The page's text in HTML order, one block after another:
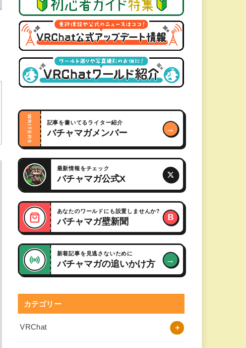
WRITERS 記事を書いてるライター紹介
バチャマガメンバー →
最新情報をチェック
バチャマガ公式X
あなたのワールドにも設置しませんか?
バチャマガ壁新聞 B
新着記事を見逃さないために
バチャマガの追いかけ方 →
カテゴリー
VRChat